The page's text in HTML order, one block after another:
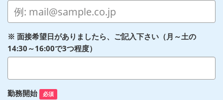
※ 面接希望日がありましたら、ご記入下さい（月～土の
14:30～16:00で3つ程度）
勤務開始 必須